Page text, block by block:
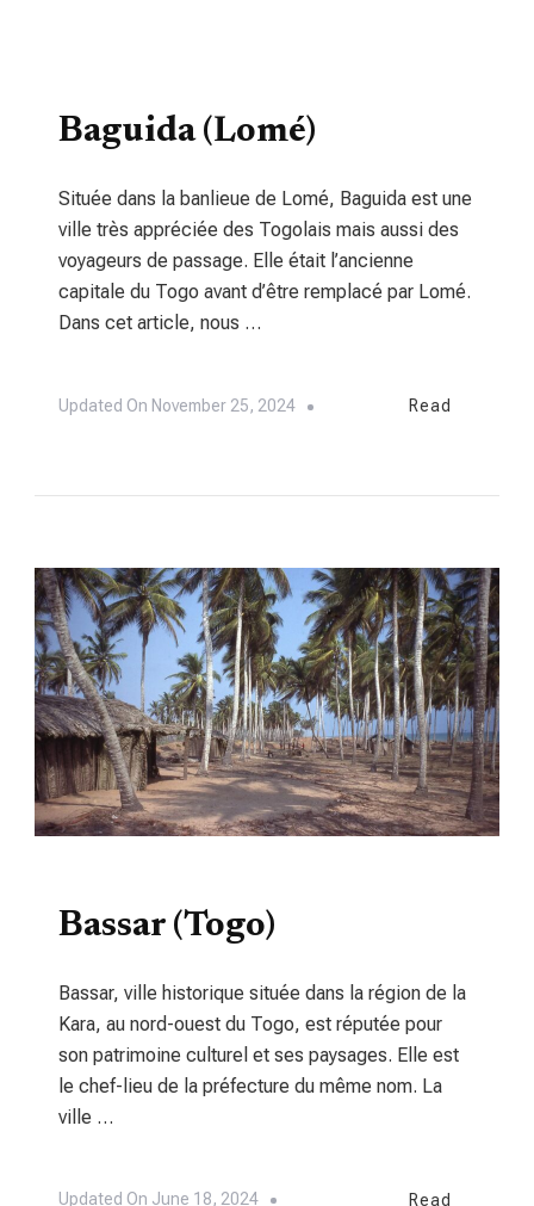
Baguida (Lomé)
Située dans la banlieue de Lomé, Baguida est une
ville très appréciée des Togolais mais aussi des
voyageurs de passage. Elle était l’ancienne
capitale du Togo avant d’être remplacé par Lomé.
Dans cet article, nous …
Updated On November 25, 2024 Read
Bassar (Togo)
Bassar, ville historique située dans la région de la
Kara, au nord-ouest du Togo, est réputée pour
son patrimoine culturel et ses paysages. Elle est
le chef-lieu de la préfecture du même nom. La
ville …
Updated On June 18, 2024 Read